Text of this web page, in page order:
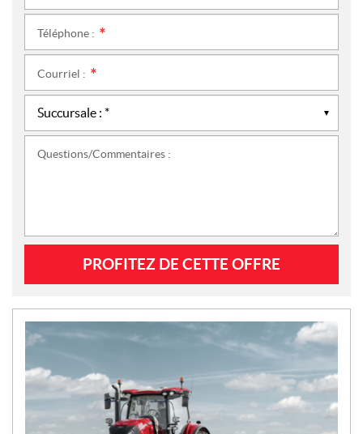
Téléphone :
Courriel :
Questions/Commentaires :
N
O
U
V
E
L